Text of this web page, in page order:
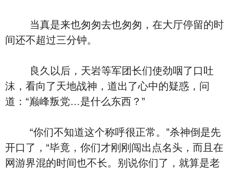
当真是来也匆匆去也匆匆，在大厅停留的时
间还不超过三分钟。
良久以后，天岩等军团长们使劲咽了口吐
沫，看向了天地战神，道出了心中的疑惑，问
道：“巅峰叛党…是什么东西？”
“你们不知道这个称呼很正常。”杀神倒是先
开口了，“毕竟，你们才刚刚闯出点名头，而且在
网游界混的时间也不长。别说你们了，就算是老